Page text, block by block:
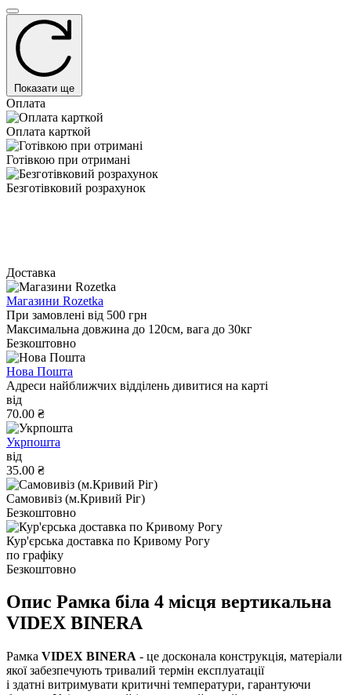
Показати ще
Оплата
Оплата карткой
Готівкою при отримані
Безготівковий розрахунок
Доставка
Магазини Rozetka
При замовлені від 500 грн
Максимальна довжина до 120см, вага до 30кг
Безкоштовно
Нова Пошта
Адреси найближчих відділень дивитися на карті
від
70.00 ₴
Укрпошта
від
35.00 ₴
Самовивіз (м.Кривий Ріг)
Безкоштовно
Кур'єрська доставка по Кривому Рогу
по графіку
Безкоштовно
Опис Рамка біла 4 місця вертикальна
VIDEX BINERA
Рамка VIDEX BINERA - це досконала конструкція, матеріали
якої забезпечують тривалий термін експлуатації
і здатні витримувати критичні температури, гарантуючи